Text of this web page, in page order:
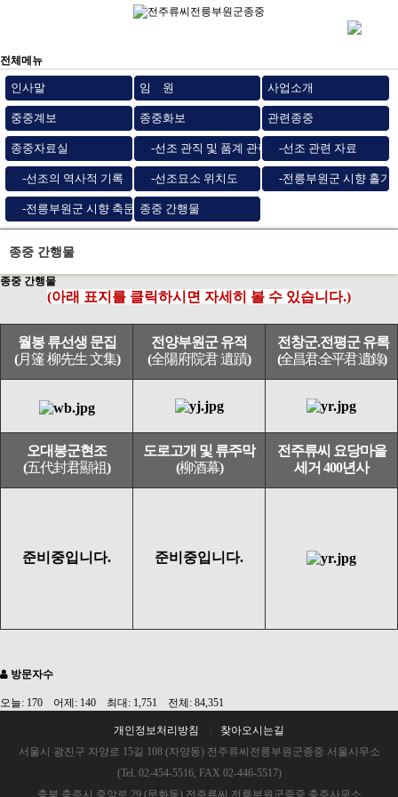
전체메뉴
인사말 임 원 사업소개
중중계보 종중화보 관련종중
종중자료실 -선조 관직 및 품계 관련 자료-선조 관련 자료
-선조의 역사적 기록 -선조묘소 위치도 -전릉부원군 시향 홀기
-전릉부원군 시향 축문 종중 간행물
종중 간행물
종중 간행물
(아래 표지를 클릭하시면 자세히 볼 수 있습니다.)
월봉 류선생 문집
(月篷 柳先生 文集)
전양부원군 유적
(全陽府院君 遺蹟)
전창군.전평군 유록
(全昌君.全平君 遺錄)
오대봉군현조
(五代封君顯祖)
도로고개 및 류주막
(柳酒幕)
전주류씨 요당마을
세거 400년사
준비중입니다. 준비중입니다.
방문자수
오늘: 170 어제: 140 최대: 1,751 전체: 84,351
개인정보처리방침
찾아오시는길
서울시 광진구 자양로 15길 108 (자양동) 전주류씨전릉부원군종중 서울사무소
(Tel. 02-454-5516, FAX 02-446-5517)
충북 충주시 중앙로 29 (문화동) 전주류씨 전릉부원군종중 충주사무소